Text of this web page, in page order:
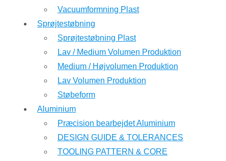
Vacuumformning Plast
Sprøjtestøbning
Sprøjtestøbning Plast
Lav / Medium Volumen Produktion
Medium / Højvolumen Produktion
Lav Volumen Produktion
Støbeform
Aluminium
Præcision bearbejdet Aluminium
DESIGN GUIDE & TOLERANCES
TOOLING PATTERN & CORE